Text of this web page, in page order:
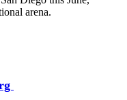
arena.